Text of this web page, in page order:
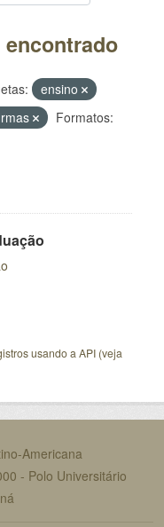
ensino
Formatos:
usando a API (veja
Americana
- Polo Universitário